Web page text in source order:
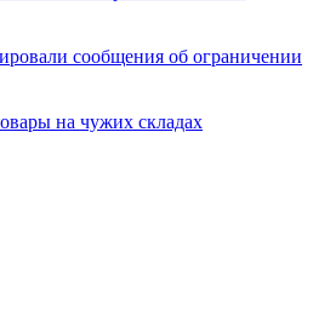
сообщения об ограничении
на чужих складах